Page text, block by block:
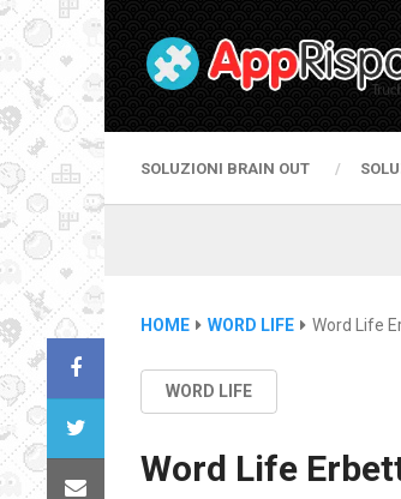
SOLUZIONI BRAIN OUT
HOME WORD LIFE Word Life
WORD LIFE
Word Life